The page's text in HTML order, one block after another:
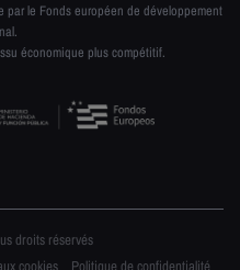
le Fonds européen de développement
économique plus compétitif.
droits réservés
cookies Politique de confidentialité